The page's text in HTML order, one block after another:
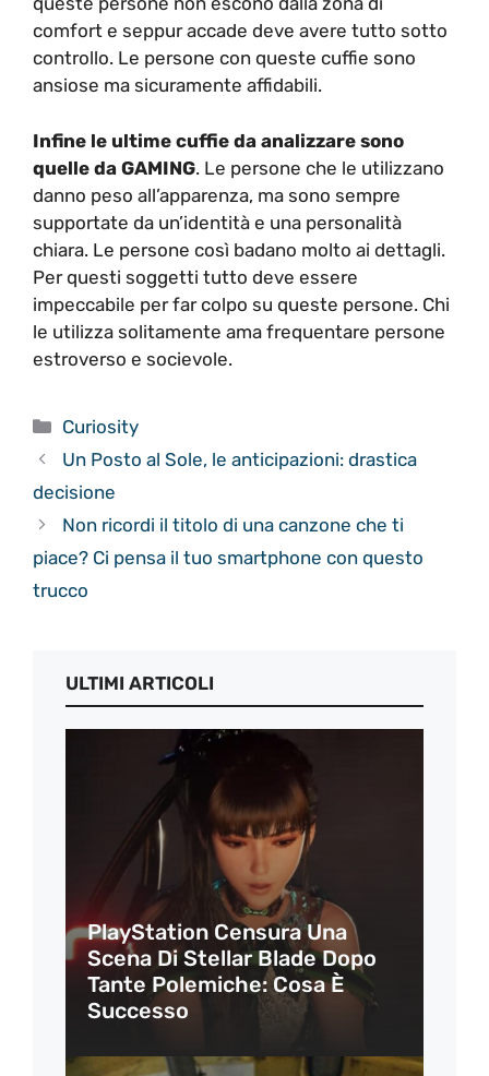
comfort e seppur accade deve avere tutto sotto
controllo. Le persone con queste cuffie sono
ansiose ma sicuramente affidabili.
Infine le ultime cuffie da analizzare sono
quelle da GAMING. Le persone che le utilizzano
danno peso all’apparenza, ma sono sempre
supportate da un’identità e una personalità
chiara. Le persone così badano molto ai dettagli.
Per questi soggetti tutto deve essere
impeccabile per far colpo su queste persone. Chi
le utilizza solitamente ama frequentare persone
estroverso e socievole.
Categorie
Curiosity
Un Posto al Sole, le anticipazioni: drastica
decisione
Non ricordi il titolo di una canzone che ti
piace? Ci pensa il tuo smartphone con questo
trucco
ULTIMI ARTICOLI
PlayStation Censura Una
Scena Di Stellar Blade Dopo
Tante Polemiche: Cosa È
Successo